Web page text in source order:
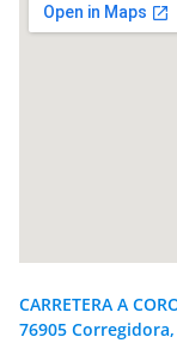
CARRETERA A
76905